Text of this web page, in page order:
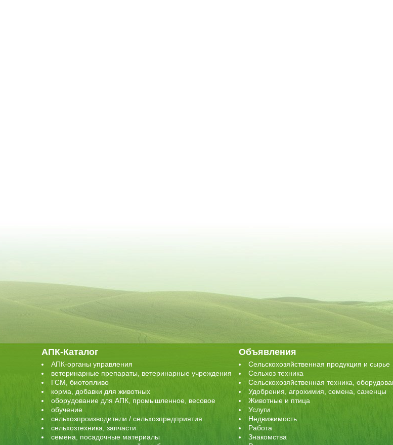
АПК-Каталог
АПК-органы управления
ветеринарные препараты, ветеринарные учреждения
ГСМ, биотопливо
корма, добавки для животных
оборудование для АПК, промышленное, весовое
обучение
сельхозпроизводители / сельхозпредприятия
сельхозтехника, запчасти
семена, посадочные материалы
Объявления
Сельскохозяйственная продукция и сырье
Сельхоз техника
Сельскохозяйственная техника,
Удобрения, агрохимия, семена, саженцы
Животные и птица
Услуги
Недвижимость
Работа
Знакомства